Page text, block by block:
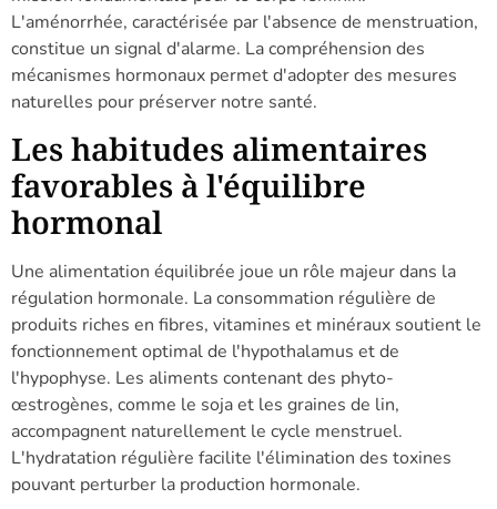
L'aménorrhée, caractérisée par l'absence de menstruation,
constitue un signal d'alarme. La compréhension des
mécanismes hormonaux permet d'adopter des mesures
naturelles pour préserver notre santé.
Les habitudes alimentaires
favorables à l'équilibre
hormonal
Une alimentation équilibrée joue un rôle majeur dans la
régulation hormonale. La consommation régulière de
produits riches en fibres, vitamines et minéraux soutient le
fonctionnement optimal de l'hypothalamus et de
l'hypophyse. Les aliments contenant des phyto-
œstrogènes, comme le soja et les graines de lin,
accompagnent naturellement le cycle menstruel.
L'hydratation régulière facilite l'élimination des toxines
pouvant perturber la production hormonale.